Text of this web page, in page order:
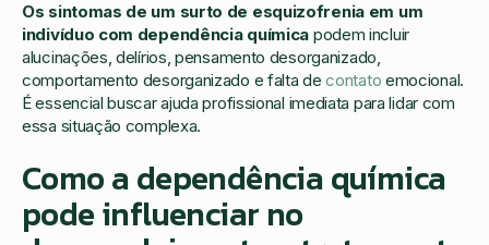
Os sintomas de um surto de esquizofrenia em um
indivíduo com dependência química podem incluir
alucinações, delírios, pensamento desorganizado,
comportamento desorganizado e falta decontato emocional.
É essencial buscar ajuda profissional imediata para lidar com
essa situação complexa.
Como a dependência química
pode influenciar no